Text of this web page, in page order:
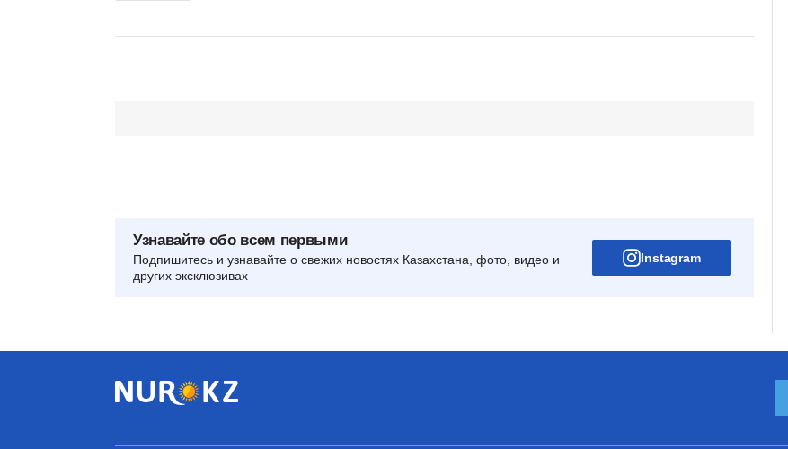
Узнавайте обо всем первыми
Подпишитесь и узнавайте о свежих новостях Казахстана, фото, видео и
других эксклюзивах
Instagram